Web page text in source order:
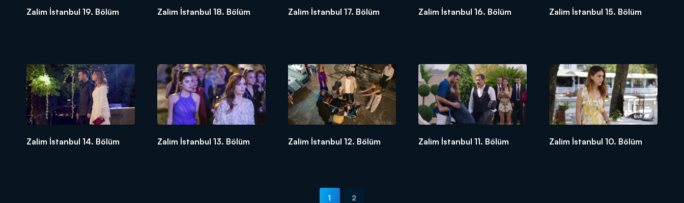
Zalim İstanbul 19. Bölüm Zalim İstanbul 18. Bölüm Zalim İstanbul 17. Bölüm Zalim İstanbul 16. Bölüm Zalim İstanbul 15. Bölüm
Zalim İstanbul 14. Bölüm Zalim İstanbul 13. Bölüm Zalim İstanbul 12. Bölüm Zalim İstanbul 11. Bölüm Zalim İstanbul 10. Bölüm
1 2